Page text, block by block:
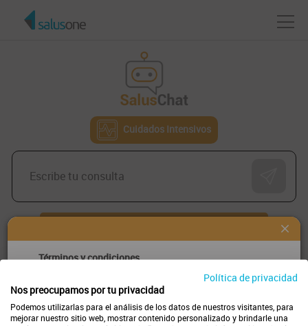
Cuidados Intensivos
Términos y condiciones
Las respuestas de este chatbot son generadas por un
sistema de inteligencia artificial y no constituyen
asesoramiento profesional. La información es orientativa
Política de privacidad
Nos preocupamos por tu privacidad
Podemos utilizarlas para el análisis de los datos de nuestros visitantes, para
mejorar nuestro sitio web, mostrar contenido personalizado y brindarle una